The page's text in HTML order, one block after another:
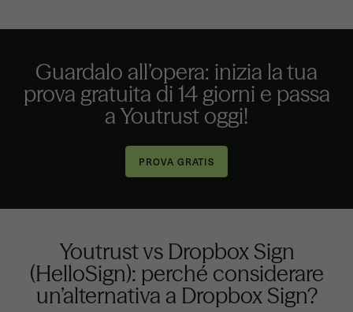
Guardalo all’opera: inizia la tua
prova gratuita di 14 giorni e passa
a Youtrust oggi!
Youtrust vs Dropbox Sign
(HelloSign): perché considerare
un’alternativa a Dropbox Sign?